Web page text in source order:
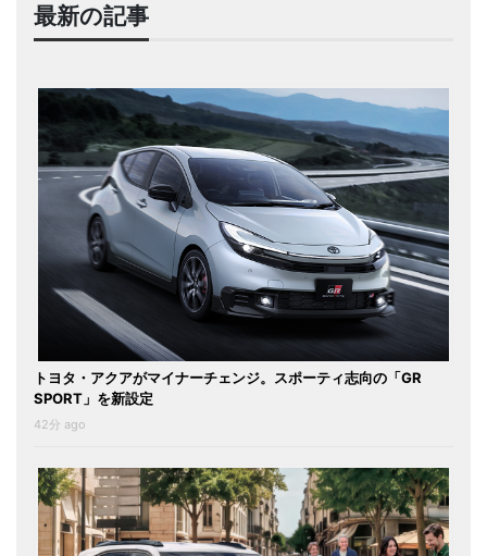
最新の記事
トヨタ・アクアがマイナーチェンジ。スポーティ志向の「GR
SPORT」を新設定
42分 ago